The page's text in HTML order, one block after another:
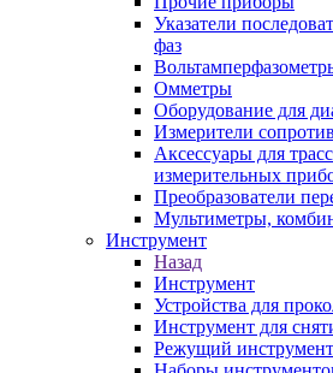
Указатели
фаз
Омметры
Оборудование для
Измерители
Аксессуары для
измерительных
Преобразователи
Мультиметры,
Инструмент
Назад
Инструмент
Устройства для
Инструмент для
Режущий инструмент